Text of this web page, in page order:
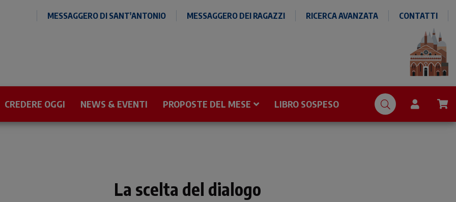
MESSAGGERO DI SANT'ANTONIO MESSAGGERO DEI RAGAZZI RICERCA AVANZATA CONTATTI
CREDERE OGGI NEWS & EVENTI PROPOSTE DEL MESE LIBRO SOSPESO
La scelta del dialogo